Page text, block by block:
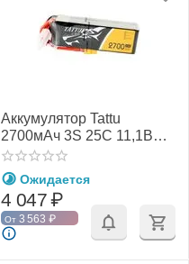
Аккумулятор Tattu
2700мАч 3S 25C 11,1В
LiPo
Ожидается
4 047₽
От 3 563 ₽